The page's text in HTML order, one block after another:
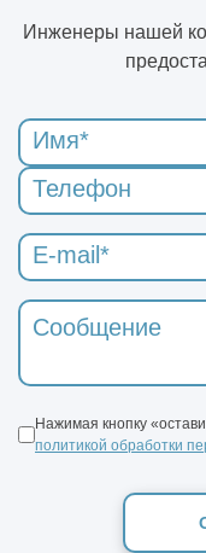
Инженеры нашей
Нажимая кнопку
политикой обработки